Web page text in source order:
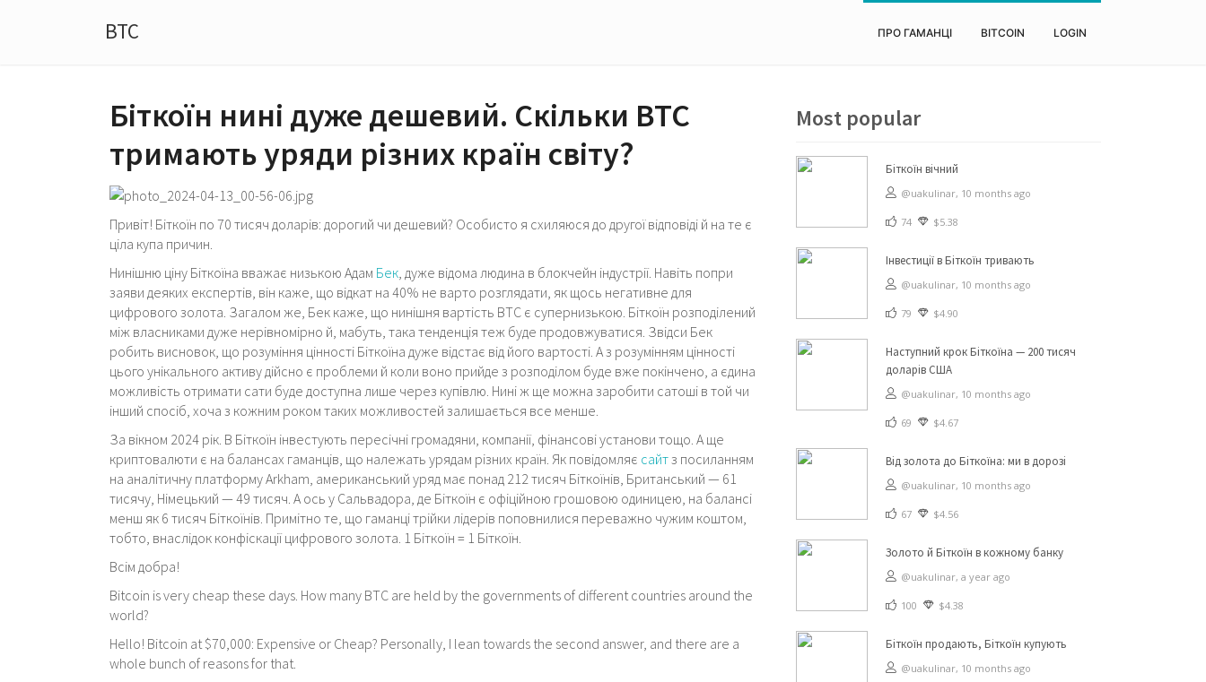
BTC ПРО ГАМАНЦІ BITCOIN LOGIN
Біткоїн нині дуже дешевий. Скільки BTC
тримають уряди різних країн світу?
Привіт! Біткоїн по 70 тисяч доларів: дорогий чи дешевий? Особисто я схиляюся до другої відповіді й на те є
ціла купа причин.
Нинішню ціну Біткоїна вважає низькою Адам Бек, дуже відома людина в блокчейн індустрії. Навіть попри
заяви деяких експертів, він каже, що відкат на 40% не варто розглядати, як щось негативне для
цифрового золота. Загалом же, Бек каже, що нинішня вартість BTC є супернизькою. Біткоїн розподілений
між власниками дуже нерівномірно й, мабуть, така тенденція теж буде продовжуватися. Звідси Бек
робить висновок, що розуміння цінності Біткоїна дуже відстає від його вартості. А з розумінням цінності
цього унікального активу дійсно є проблеми й коли воно прийде з розподілом буде вже покінчено, а єдина
можливість отримати сати буде доступна лише через купівлю. Нині ж ще можна заробити сатоші в той чи
інший спосіб, хоча з кожним роком таких можливостей залишається все менше.
За вікном 2024 рік. В Біткоїн інвестують пересічні громадяни, компанії, фінансові установи тощо. А ще
криптовалюти є на балансах гаманців, що належать урядам різних країн. Як повідомляє сайтз посиланням
на аналітичну платформу Arkham, американський уряд має понад 212 тисяч Біткоїнів, Британський — 61
тисячу, Німецький — 49 тисяч. А ось у Сальвадора, де Біткоїн є офіційною грошовою одиницею, на балансі
менш як 6 тисяч Біткоїнів. Примітно те, що гаманці трійки лідерів поповнилися переважно чужим коштом,
тобто, внаслідок конфіскації цифрового золота. 1 Біткоїн = 1 Біткоїн.
Всім добра!
Bitcoin is very cheap these days. How many BTC are held by the governments of different countries around the
world?
Hello! Bitcoin at $70,000: Expensive or Cheap? Personally, I lean towards the second answer, and there are a
whole bunch of reasons for that.
Most popular
Біткоїн вічний
@uakulinar, 10 months ago
74 $5.38
Інвестиції в Біткоїн тривають
@uakulinar, 10 months ago
79 $4.90
Наступний крок Біткоїна — 200 тисяч
доларів США
@uakulinar, 10 months ago
69 $4.67
Від золота до Біткоїна: ми в дорозі
@uakulinar, 10 months ago
67 $4.56
Золото й Біткоїн в кожному банку
@uakulinar, a year ago
100 $4.38
Біткоїн продають, Біткоїн купують
@uakulinar, 10 months ago